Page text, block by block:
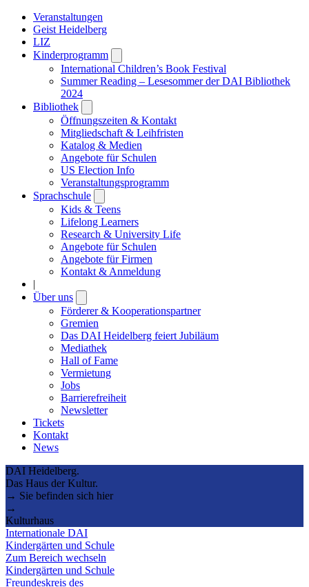
Veranstaltungen
Geist Heidelberg
LIZ
Kinderprogramm
submenu
International Children’s Book Festival
Summer Reading – Lesesommer der DAI Bibliothek
2024
Bibliothek
submenu
Öffnungszeiten & Kontakt
Mitgliedschaft & Leihfristen
Katalog & Medien
Angebote für Schulen
US Election Info
Veranstaltungsprogramm
Sprachschule
submenu
Kids & Teens
Lifelong Learners
Research & University Life
Angebote für Schulen
Angebote für Firmen
Kontakt & Anmeldung
|
Über uns
submenu
Förderer & Kooperationspartner
Gremien
Das DAI Heidelberg feiert Jubiläum
Mediathek
Hall of Fame
Vermietung
Jobs
Barrierefreiheit
Newsletter
Tickets
Kontakt
News
DAI Heidelberg.
Das Haus der Kultur.
→ Sie befinden sich hier
→
Kulturhaus
Internationale DAI
Kindergärten und Schule
Zum Bereich wechseln
Kindergärten und Schule
Freundeskreis des